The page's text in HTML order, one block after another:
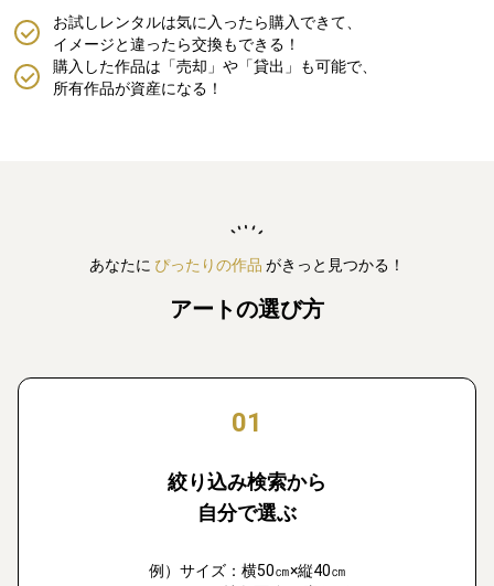
購入した作品は「売却」や「貸出」も可能で、
所有作品が資産になる！
お試しレンタルは気に入ったら購入できて、
イメージと違ったら交換もできる！
あなたに ぴったりの作品 がきっと見つかる！
アートの選び方
01
絞り込み検索から
自分で選ぶ
例）サイズ：横50㎝×縦40㎝